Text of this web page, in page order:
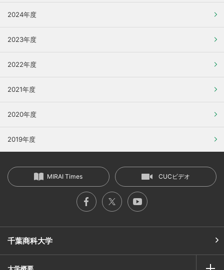
2024年度
2023年度
2022年度
2021年度
2020年度
2019年度
千葉商科大学
MIRAI Times CUCビデオ
大学概要